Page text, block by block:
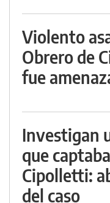
Violento
Obrero de
fue
Investigan
que
Cipolletti:
del caso